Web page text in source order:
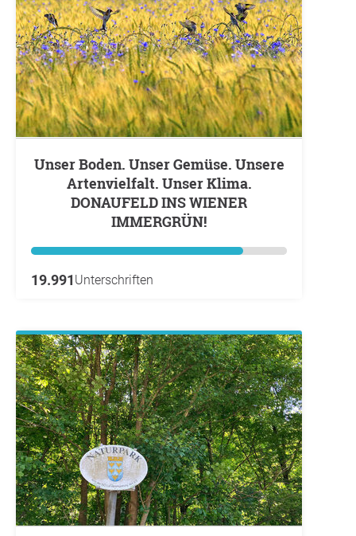
Unser Boden. Unser Gemüse. Unsere
Artenvielfalt. Unser Klima.
DONAUFELD INS WIENER
IMMERGRÜN!
19.991 Unterschriften